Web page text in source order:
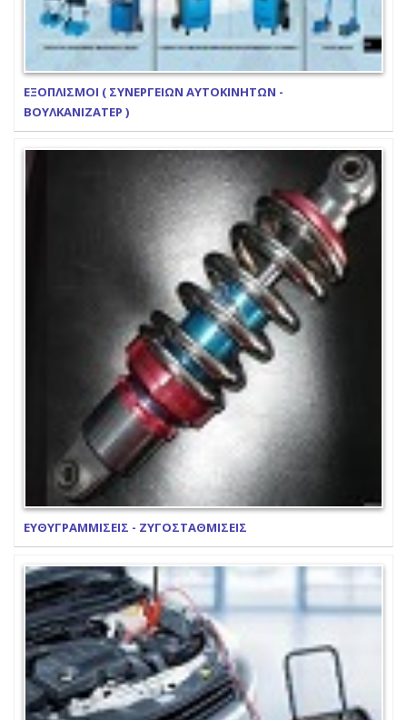
ΕΞΟΠΛΙΣΜΟΙ ( ΣΥΝΕΡΓΕΙΩΝ ΑΥΤΟΚΙΝΗΤΩΝ -
ΒΟΥΛΚΑΝΙΖΑΤΕΡ )
ΕΥΘΥΓΡΑΜΜΙΣΕΙΣ - ΖΥΓΟΣΤΑΘΜΙΣΕΙΣ